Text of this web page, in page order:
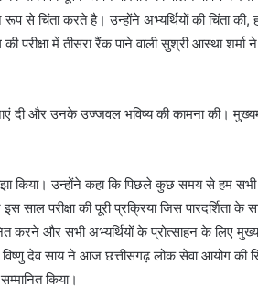
से चिंता करते है। उन्होंने अभ्यर्थियों की चिंता की,
परीक्षा में तीसरा रैंक पाने वाली सुश्री आस्था
दी और उनके उज्जवल भविष्य की कामना की।
किया। उन्होंने कहा कि पिछले कुछ समय से हम सभी
साल परीक्षा की पूरी प्रक्रिया जिस पारदर्शिता के
करने और सभी अभ्यर्थियों के प्रोत्साहन के लिए
देव साय ने आज छत्तीसगढ़ लोक सेवा आयोग की
किया।